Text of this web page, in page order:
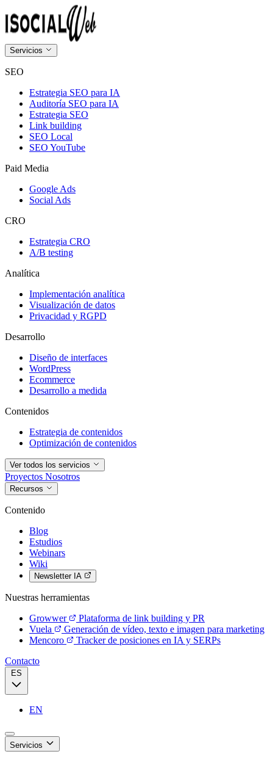
Servicios
SEO
Estrategia SEO para IA
Auditoría SEO para IA
Estrategia SEO
Link building
SEO Local
SEO YouTube
Paid Media
Google Ads
Social Ads
CRO
Estrategia CRO
A/B testing
Analítica
Implementación analítica
Visualización de datos
Privacidad y RGPD
Desarrollo
Diseño de interfaces
WordPress
Ecommerce
Desarrollo a medida
Contenidos
Estrategia de contenidos
Optimización de contenidos
Ver todos los servicios
Proyectos Nosotros
Recursos
Contenido
Blog
Estudios
Webinars
Wiki
Newsletter IA
Nuestras herramientas
Growwer
Plataforma de link building y PR
Vuela
Generación de vídeo, texto e imagen para marketing
Mencoro
Tracker de posiciones en IA y SERPs
Contacto
EN
Servicios